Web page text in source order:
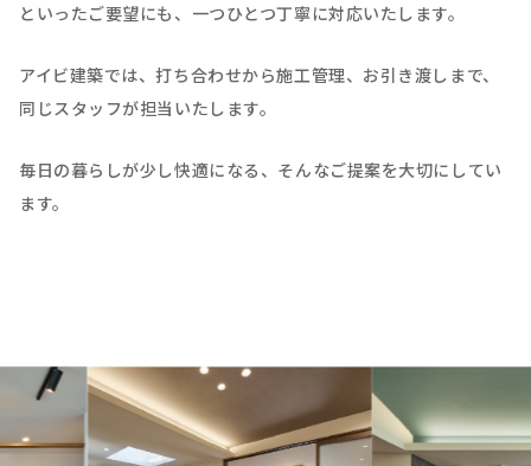
といったご要望にも、一つひとつ丁寧に対応いたします。
アイビ建築では、打ち合わせから施工管理、お引き渡しまで、
同じスタッフが担当いたします。
毎日の暮らしが少し快適になる、そんなご提案を大切にしてい
ます。